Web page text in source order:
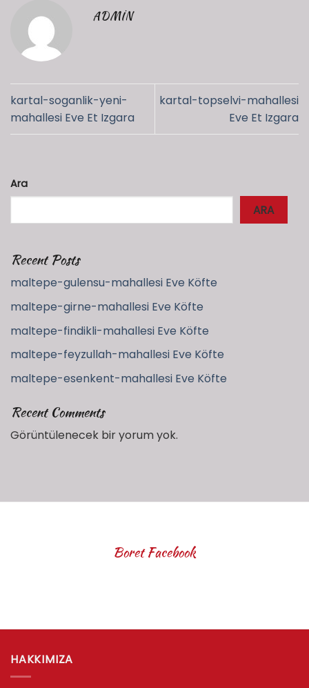
ADMIN
kartal-soganlik-yeni-
mahallesi Eve Et Izgara
kartal-topselvi-mahallesi
Eve Et Izgara
Ara
ARA
Recent Posts
maltepe-gulensu-mahallesi Eve Köfte
maltepe-girne-mahallesi Eve Köfte
maltepe-findikli-mahallesi Eve Köfte
maltepe-feyzullah-mahallesi Eve Köfte
maltepe-esenkent-mahallesi Eve Köfte
Recent Comments
Görüntülenecek bir yorum yok.
Boret Facebook
HAKKIMIZA